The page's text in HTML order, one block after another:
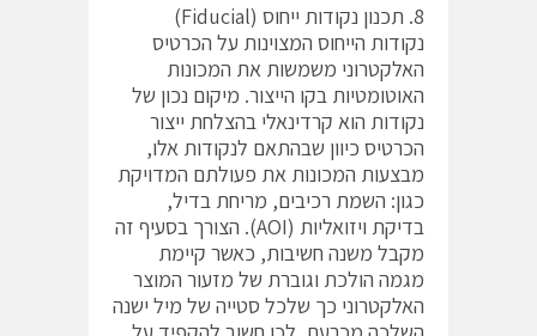
8. תכנון נקודות ייחוס (Fiducial)
נקודות הייחוס המצוינות על הכרטיס
האלקטרוני משמשות את המכונות
האוטומטיות בקו הייצור. מיקום נכון של
נקודות הוא קרדינאלי בהצלחת ייצור
הכרטיס כיוון שבהתאם לנקודות אלו,
מבצעות המכונות את פעולתם המדויקת
כגון: השמת רכיבים, מריחת בדיל,
בדיקת ויזואליות (AOI). הצורך בסעיף זה
מקבל משנה חשיבות, כאשר קיימת
מגמה הולכת וגוברת של מזעור המוצר
האלקטרוני כך שלכל סטייה של מיל ישנה